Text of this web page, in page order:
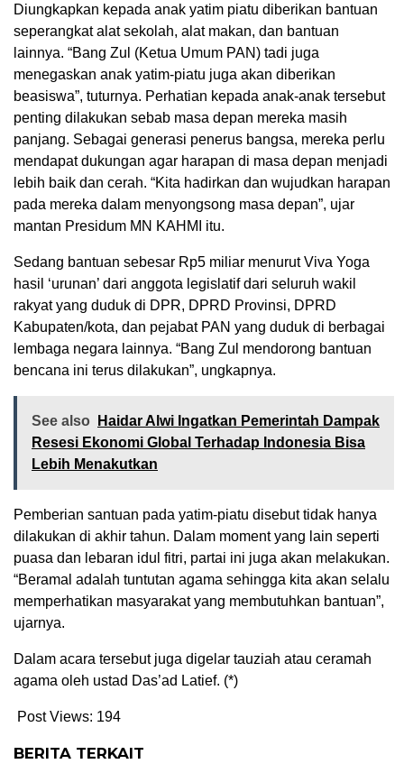
Diungkapkan kepada anak yatim piatu diberikan bantuan
seperangkat alat sekolah, alat makan, dan bantuan
lainnya. “Bang Zul (Ketua Umum PAN) tadi juga
menegaskan anak yatim-piatu juga akan diberikan
beasiswa”, tuturnya. Perhatian kepada anak-anak tersebut
penting dilakukan sebab masa depan mereka masih
panjang. Sebagai generasi penerus bangsa, mereka perlu
mendapat dukungan agar harapan di masa depan menjadi
lebih baik dan cerah. “Kita hadirkan dan wujudkan harapan
pada mereka dalam menyongsong masa depan”, ujar
mantan Presidum MN KAHMI itu.
Sedang bantuan sebesar Rp5 miliar menurut Viva Yoga
hasil ‘urunan’ dari anggota legislatif dari seluruh wakil
rakyat yang duduk di DPR, DPRD Provinsi, DPRD
Kabupaten/kota, dan pejabat PAN yang duduk di berbagai
lembaga negara lainnya. “Bang Zul mendorong bantuan
bencana ini terus dilakukan”, ungkapnya.
See also
Haidar Alwi Ingatkan Pemerintah Dampak
Resesi Ekonomi Global Terhadap Indonesia Bisa
Lebih Menakutkan
Pemberian santuan pada yatim-piatu disebut tidak hanya
dilakukan di akhir tahun. Dalam moment yang lain seperti
puasa dan lebaran idul fitri, partai ini juga akan melakukan.
“Beramal adalah tuntutan agama sehingga kita akan selalu
memperhatikan masyarakat yang membutuhkan bantuan”,
ujarnya.
Dalam acara tersebut juga digelar tauziah atau ceramah
agama oleh ustad Das’ad Latief. (*)
Post Views: 194
BERITA TERKAIT